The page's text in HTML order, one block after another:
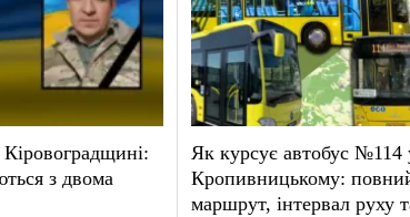
з двома
Як курсує автобус №114
Кропивницькому:
маршрут, інтервал руху